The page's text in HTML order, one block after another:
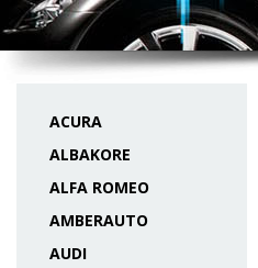
ACURA
ALBAKORE
ALFA ROMEO
AMBERAUTO
AUDI